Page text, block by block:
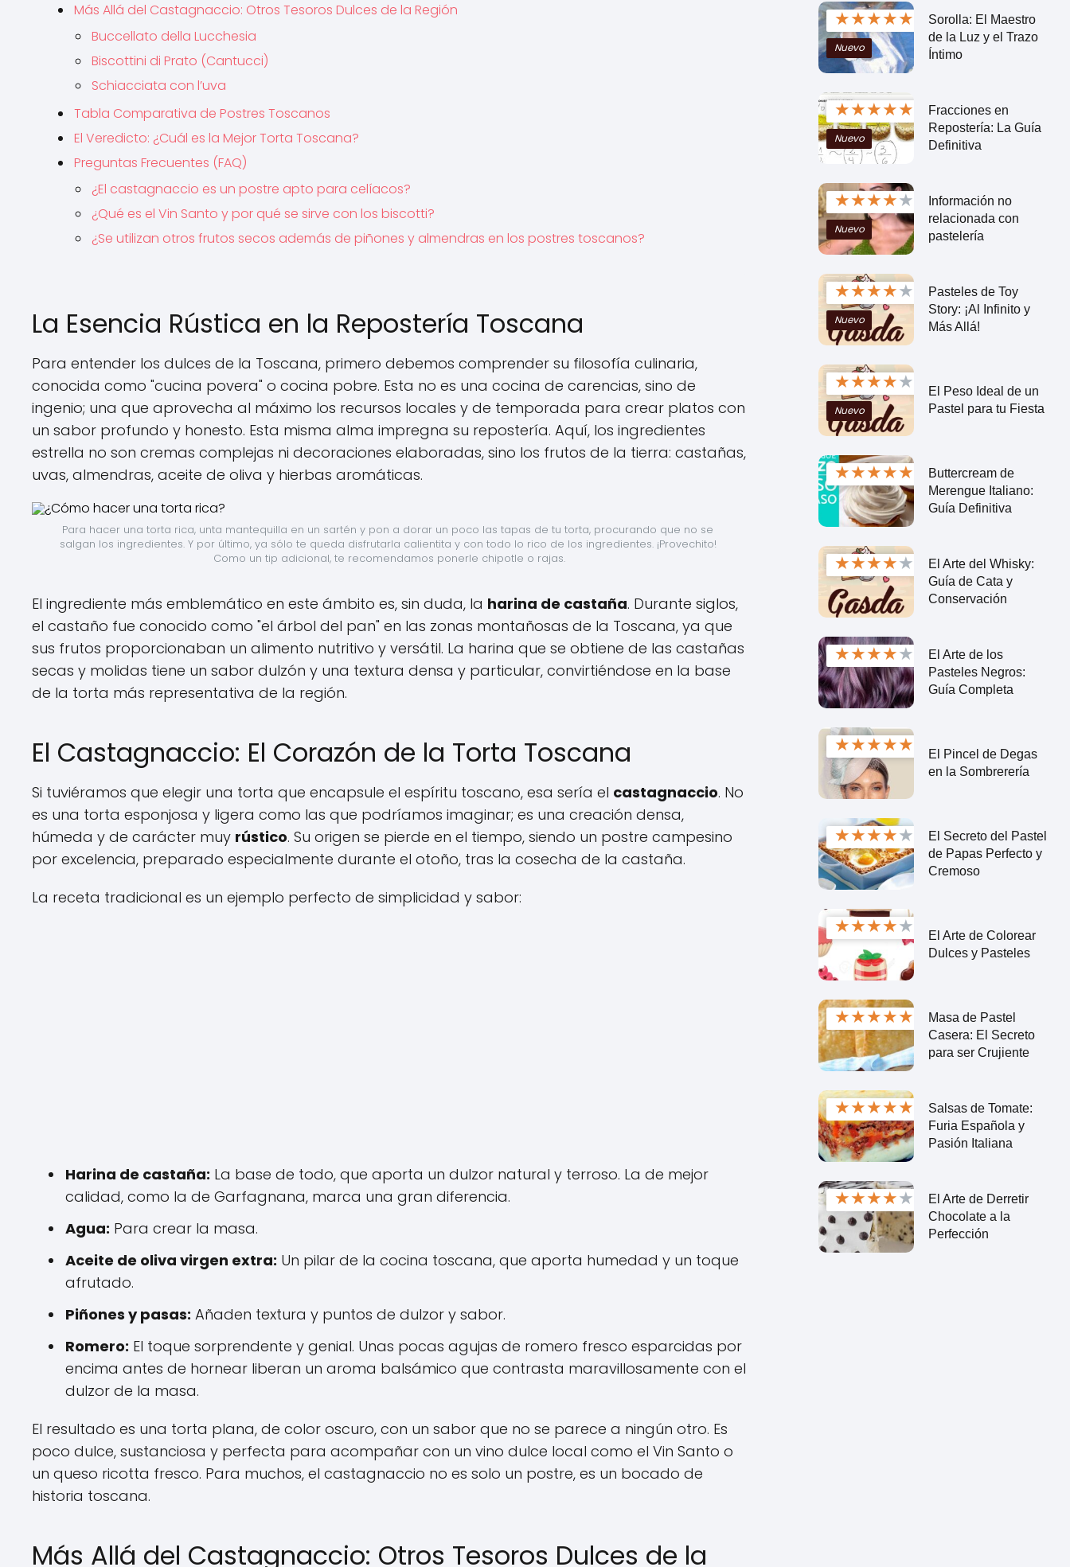
Más Allá del Castagnaccio: Otros Tesoros Dulces de la Región
Buccellato della Lucchesia
Biscottini di Prato (Cantucci)
Schiacciata con l’uva
Tabla Comparativa de Postres Toscanos
El Veredicto: ¿Cuál es la Mejor Torta Toscana?
Preguntas Frecuentes (FAQ)
¿El castagnaccio es un postre apto para celíacos?
¿Qué es el Vin Santo y por qué se sirve con los biscotti?
¿Se utilizan otros frutos secos además de piñones y almendras en los postres toscanos?
La Esencia Rústica en la Repostería Toscana
Para entender los dulces de la Toscana, primero debemos comprender su filosofía culinaria,
conocida como "cucina povera" o cocina pobre. Esta no es una cocina de carencias, sino de
ingenio; una que aprovecha al máximo los recursos locales y de temporada para crear platos con
un sabor profundo y honesto. Esta misma alma impregna su repostería. Aquí, los ingredientes
estrella no son cremas complejas ni decoraciones elaboradas, sino los frutos de la tierra: castañas,
uvas, almendras, aceite de oliva y hierbas aromáticas.
Para hacer una torta rica, unta mantequilla en un sartén y pon a dorar un poco las tapas de tu torta, procurando que no se
salgan los ingredientes. Y por último, ya sólo te queda disfrutarla calientita y con todo lo rico de los ingredientes. ¡Provechito!
Como un tip adicional, te recomendamos ponerle chipotle o rajas.
El ingrediente más emblemático en este ámbito es, sin duda, la harina de castaña. Durante siglos,
el castaño fue conocido como "el árbol del pan" en las zonas montañosas de la Toscana, ya que
sus frutos proporcionaban un alimento nutritivo y versátil. La harina que se obtiene de las castañas
secas y molidas tiene un sabor dulzón y una textura densa y particular, convirtiéndose en la base
de la torta más representativa de la región.
El Castagnaccio: El Corazón de la Torta Toscana
Si tuviéramos que elegir una torta que encapsule el espíritu toscano, esa sería el castagnaccio. No
es una torta esponjosa y ligera como las que podríamos imaginar; es una creación densa,
húmeda y de carácter muy rústico. Su origen se pierde en el tiempo, siendo un postre campesino
por excelencia, preparado especialmente durante el otoño, tras la cosecha de la castaña.
La receta tradicional es un ejemplo perfecto de simplicidad y sabor:
Harina de castaña: La base de todo, que aporta un dulzor natural y terroso. La de mejor
calidad, como la de Garfagnana, marca una gran diferencia.
Agua: Para crear la masa.
Aceite de oliva virgen extra: Un pilar de la cocina toscana, que aporta humedad y un toque
afrutado.
Piñones y pasas: Añaden textura y puntos de dulzor y sabor.
Romero: El toque sorprendente y genial. Unas pocas agujas de romero fresco esparcidas por
encima antes de hornear liberan un aroma balsámico que contrasta maravillosamente con el
dulzor de la masa.
El resultado es una torta plana, de color oscuro, con un sabor que no se parece a ningún otro. Es
poco dulce, sustanciosa y perfecta para acompañar con un vino dulce local como el Vin Santo o
un queso ricotta fresco. Para muchos, el castagnaccio no es solo un postre, es un bocado de
historia toscana.
Más Allá del Castagnaccio: Otros Tesoros Dulces de la
★★★★★
Nuevo
Sorolla: El Maestro
de la Luz y el Trazo
Íntimo
★★★★★
Nuevo
Fracciones en
Repostería: La Guía
Definitiva
★★★★★
Nuevo
Información no
relacionada con
pastelería
★★★★★
Nuevo
Pasteles de Toy
Story: ¡Al Infinito y
Más Allá!
★★★★★
Nuevo
El Peso Ideal de un
Pastel para tu Fiesta
★★★★★
Buttercream de
Merengue Italiano:
Guía Definitiva
★★★★★
El Arte del Whisky:
Guía de Cata y
Conservación
★★★★★
El Arte de los
Pasteles Negros:
Guía Completa
★★★★★
El Pincel de Degas
en la Sombrerería
★★★★★
El Secreto del Pastel
de Papas Perfecto y
Cremoso
★★★★★
El Arte de Colorear
Dulces y Pasteles
★★★★★
Masa de Pastel
Casera: El Secreto
para ser Crujiente
★★★★★
Salsas de Tomate:
Furia Española y
Pasión Italiana
★★★★★
El Arte de Derretir
Chocolate a la
Perfección